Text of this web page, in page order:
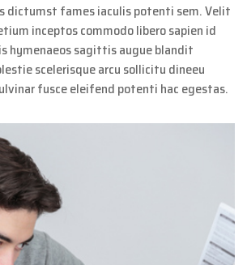
dictumst fames iaculis potenti sem. Velit
inceptos commodo libero sapien id
hymenaeos sagittis augue blandit
scelerisque arcu sollicitu dineeu
fusce eleifend potenti hac egestas.